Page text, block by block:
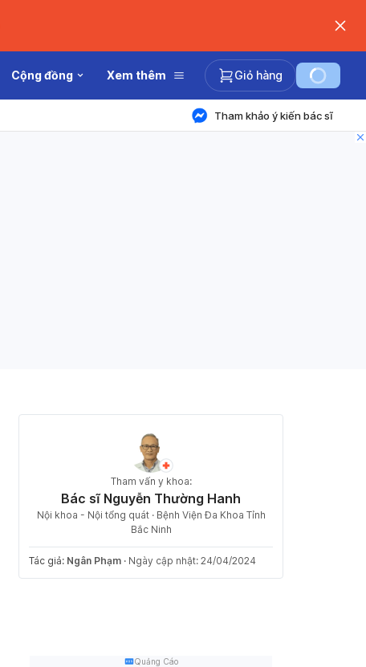
Cộng đồng Xem thêm Giỏ hàng
Tham khảo ý kiến bác sĩ
Tham vấn y khoa:
Bác sĩ Nguyễn Thường Hanh
Nội khoa - Nội tổng quát · Bệnh Viện Đa Khoa Tỉnh
Bắc Ninh
Tác giả: Ngân Phạm · Ngày cập nhật: 24/04/2024
Quảng Cáo